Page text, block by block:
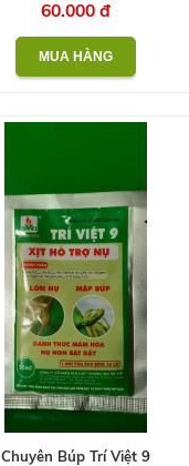
60.000 đ
Chuyên Búp Trí Việt 9